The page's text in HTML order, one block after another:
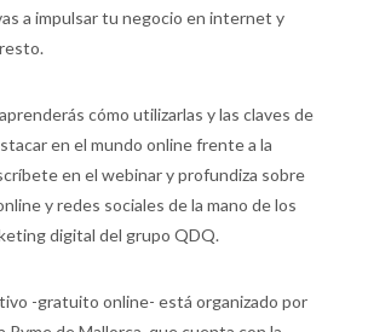
a impulsar tu negocio en internet y
cómo utilizarlas y las claves de
en el mundo online frente a la
en el webinar y profundiza sobre
y redes sociales de la mano de los
digital del grupo QDQ.
-gratuito online- está organizado por